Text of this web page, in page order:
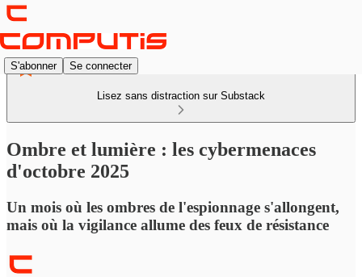
S'abonner Se connecter
Lisez sans distraction sur Substack
Ombre et lumière : les cybermenaces
d'octobre 2025
Un mois où les ombres de l'espionnage s'allongent,
mais où la vigilance allume des feux de résistance